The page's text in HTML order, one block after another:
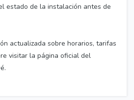
estado de la instalación antes de
actualizada sobre horarios, tarifas
visitar la página oficial del